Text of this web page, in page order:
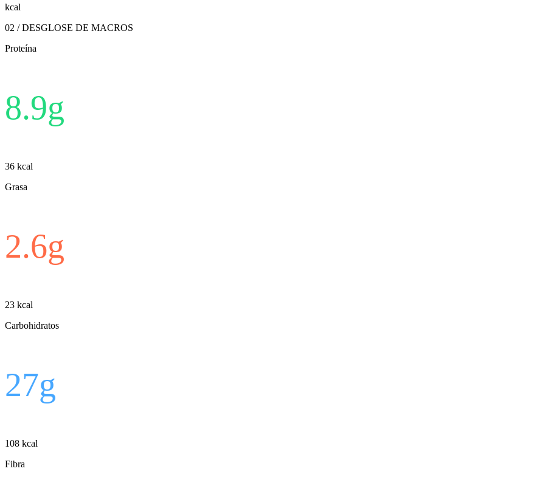
kcal
02 / DESGLOSE DE MACROS
Proteína
8.9g
36 kcal
Grasa
2.6g
23 kcal
Carbohidratos
27g
108 kcal
Fibra